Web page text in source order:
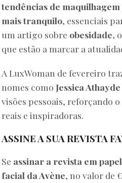
tendências de maquilhagem
mais tranquilo, essenciais
um artigo sobre obesidade,
que estão a marcar a
A LuxWoman de fevereiro
nomes como Jessica Athayde
visões pessoais, reforçando
reais e inspiradoras.
ASSINE A SUA REVISTA
Se assinar a revista em
facial da Avène, no valor de